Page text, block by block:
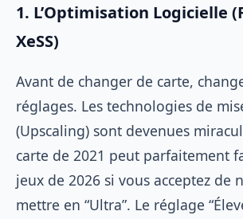
1. L’Optimisation Logicielle
XeSS)
Avant de changer de carte,
réglages. Les technologies de
(Upscaling) sont devenues
carte de 2021 peut parfaitement
jeux de 2026 si vous acceptez de
mettre en “Ultra”. Le réglage